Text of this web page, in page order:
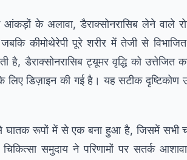
आंकड़ों के अलावा, डैराक्सोनरासिब लेने वाले
कीमोथेरेपी पूरे शरीर में तेजी से
है, डैराक्सोनरासिब ट्यूमर वृद्धि को उत्तेजित
डिज़ाइन की गई है। यह सटीक दृष्टिकोण
रूपों में से एक बना हुआ है, जिसमें सभी
समुदाय ने परिणामों पर सतर्क